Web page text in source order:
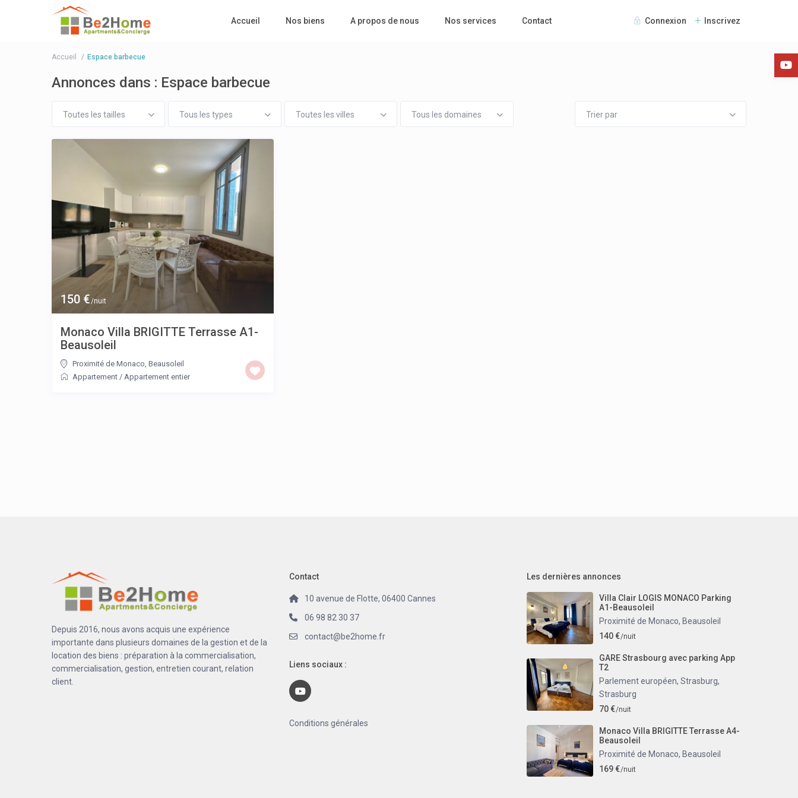
Accueil Nos biens A propos de nous Nos services Contact Connexion Inscrivez
Accueil Espace barbecue
Annonces dans : Espace barbecue
Toutes les tailles Tous les types Toutes les villes Tous les domaines Trier par
150 €/nuit
Monaco Villa BRIGITTE Terrasse A1-
Beausoleil
Proximité de Monaco Beausoleil
Appartement / Appartement entier
Depuis 2016, nous avons acquis une expérience
importante dans plusieurs domaines de la gestion et de la
location des biens : préparation à la commercialisation,
commercialisation, gestion, entretien courant, relation
client.
Contact
10 avenue de Flotte, 06400 Cannes
06 98 82 30 37
contact@be2home.fr
Liens sociaux :
Conditions générales
Les dernières annonces
Villa Clair LOGIS MONACO Parking
A1-Beausoleil
Proximité de Monaco, Beausoleil
140 €/nuit
GARE Strasbourg avec parking App
T2
Parlement européen, Strasburg,
Strasburg
70 €/nuit
Monaco Villa BRIGITTE Terrasse A4-
Beausoleil
Proximité de Monaco, Beausoleil
169 €/nuit